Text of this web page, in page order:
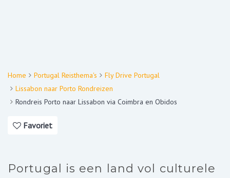
Home Portugal Reisthema's
Fly Drive Portugal
Lissabon naar Porto Rondreizen
Rondreis Porto naar Lissabon via Coimbra en Obidos
Favoriet
Portugal is een land vol culturele